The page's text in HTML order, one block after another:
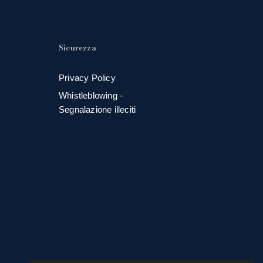
Sicurezza
Privacy Policy
Whistleblowing -
Segnalazione illeciti